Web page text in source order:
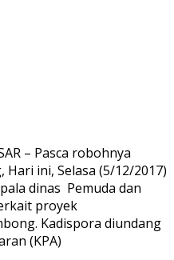
– Pasca robohnya
ini, Selasa (5/12/2017)
dinas Pemuda dan
proyek
Kadispora diundang
(KPA)